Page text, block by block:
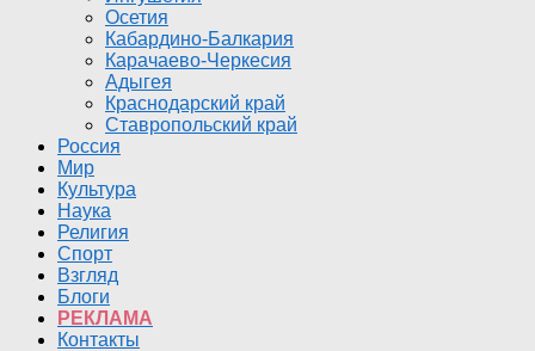
Осетия
Кабардино-Балкария
Карачаево-Черкесия
Адыгея
Краснодарский край
Ставропольский край
Россия
Мир
Культура
Наука
Религия
Спорт
Взгляд
Блоги
РЕКЛАМА
Контакты